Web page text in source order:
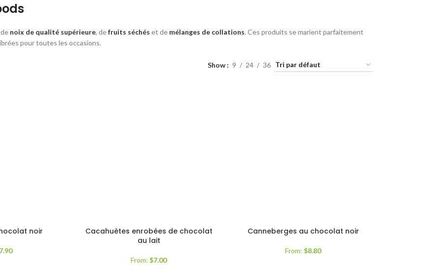
noix de qualité supérieure, defruits séchés et de mélanges de collations. Ces produits se marient parfaitement
pour toutes les occasions.
Show 9 24 36
noir
7.90
Cacahuètes enrobées de chocolat
au lait
From: $7.00
Canneberges au chocolat noir
From: $8.80